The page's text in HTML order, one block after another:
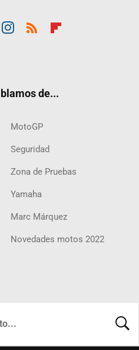
de...
MotoGP
Seguridad
Zona de Pruebas
Yamaha
Marc Márquez
Novedades motos 2022